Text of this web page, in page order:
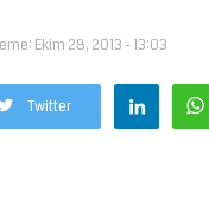
Ekim 28, 2013 - 13:03
Twitter